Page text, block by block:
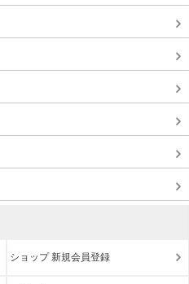
ショップ 新規会員登録